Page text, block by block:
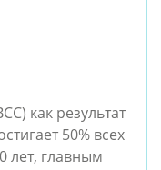
как результат
50% всех
лет, главным